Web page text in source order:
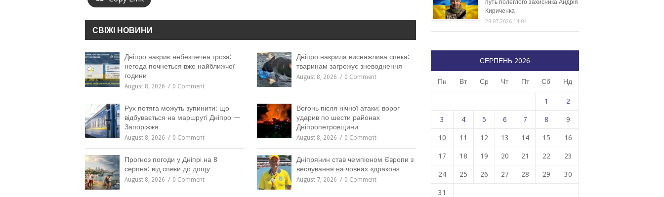
СВІЖІ НОВИНИ
Дніпро накриє небезпечна гроза:
негода почнеться вже найближчої
години
August 8, 2026 0 Comment
Дніпро накрила виснажлива спека:
тваринам загрожує зневоднення
August 8, 2026 0 Comment
Рух потяга можуть зупинити: що
відбувається на маршруті Дніпро —
Запоріжжя
August 8, 2026 0 Comment
Вогонь після нічної атаки: ворог
ударив по шести районах
Дніпропетровщини
August 8, 2026 0 Comment
Прогноз погоди у Дніпрі на 8
серпня: від спеки до дощу
August 8, 2026 0 Comment
Дніпрянин став чемпіоном Європи з
веслування на човнах «дракон»
August 7, 2026 0 Comment
путь полеглого захисника Андрія
Кириченка
28.07.2026 14:04
СЕРПЕНЬ 2026
Пн Вт Ср Чт Пт Сб Нд
1 2
3 4 5 6 7 8 9
10 11 12 13 14 15 16
17 18 19 20 21 22 23
24 25 26 27 28 29 30
31